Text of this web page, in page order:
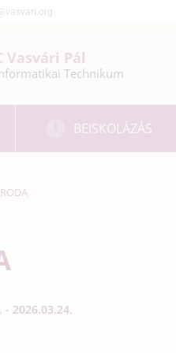
Vasvári Pál
Technikum
BEISKOLÁZÁS
- 2026.03.24.